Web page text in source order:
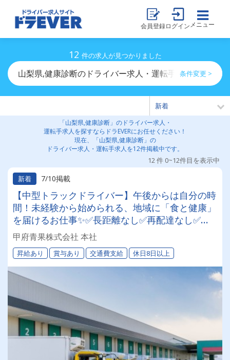
会員登録ログイン メニュー
12 件の求人が見つかりました
山梨県,健康診断のドライバー求人・運転手求人一覧
条件変更 >
「山梨県,健康診断」のドライバー求人・
運転手求人を探すならドラEVERにお任せください！
現在、「山梨県,健康診断」の
ドライバー求人・運転手求人を12件掲載中です。
12 件 0~12件目を表示中
新着
7/10掲載
【中型トラックドライバー】午後からは自分の時
間！未経験から始められる、地域に「食と健康」
を届けるお仕事✨✅長距離なし✅再配達なし✅待
機時間なし⭐月9日休み⭐◎普通免許（AT限定
可）＆未経験でもOK!!!
甲府青果株式会社 本社
昇給あり 賞与あり 交通費支給 休日8日以上